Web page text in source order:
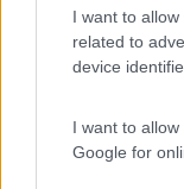
I want to
related to
device
I want to
Google for
Alzey-weinheim -